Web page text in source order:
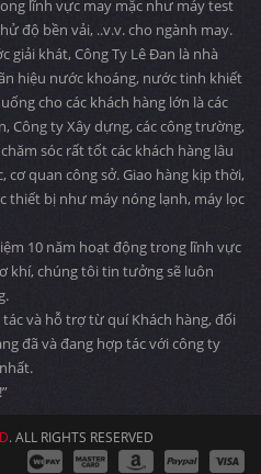
lĩnh vực may mặc như máy test
độ bền vải, ..v.v. cho ngành may.
giải khát, Công Ty Lê Đan là nhà
hiệu nước khoáng, nước tinh khiết
cho các khách hàng lớn là các
Công ty Xây dựng, các công trường,
sóc rất tốt các khách hàng lâu
cơ quan công sở. Giao hàng kịp thời,
thiết bị như máy nóng lạnh, máy lọc
10 năm hoạt động trong lĩnh vực
khí, chúng tôi tin tưởng sẽ luôn
và hỗ trợ từ quí Khách hàng, đối
đã và đang hợp tác với công ty
. ALL RIGHTS RESERVED